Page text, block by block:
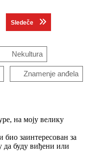
Sledeče Next post:
Nekultura
Znamenje anđela